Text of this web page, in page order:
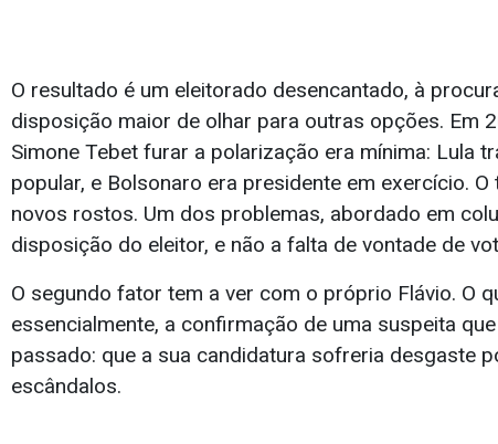
O resultado é um eleitorado desencantado, à
disposição maior de olhar para outras opções. Em
Simone Tebet furar a polarização era mínima: Lula
popular, e Bolsonaro era presidente em exercício.
novos rostos. Um dos problemas, abordado em
disposição do eleitor, e não a falta de vontade de
O segundo fator tem a ver com o próprio Flávio. O
essencialmente, a confirmação de uma suspeita
passado: que a sua candidatura sofreria desgaste
escândalos.